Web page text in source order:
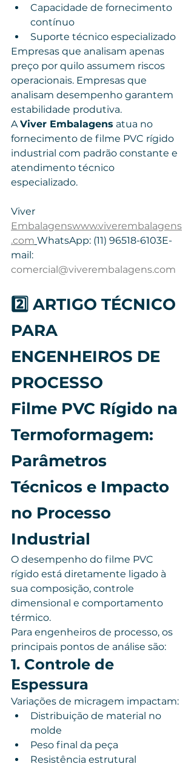
Capacidade de fornecimento
contínuo
Suporte técnico especializado
Empresas que analisam apenas
preço por quilo assumem riscos
operacionais. Empresas que
analisam desempenho garantem
estabilidade produtiva.
A Viver Embalagens atua no
fornecimento de filme PVC rígido
industrial com padrão constante e
atendimento técnico
especializado.
Viver
Embalagenswww.viverembalagens
.com WhatsApp: (11) 96518-6103E-
mail:
comercial@viverembalagens.com
2️⃣ ARTIGO TÉCNICO
PARA
ENGENHEIROS DE
PROCESSO
Filme PVC Rígido na
Termoformagem:
Parâmetros
Técnicos e Impacto
no Processo
Industrial
O desempenho do filme PVC
rígido está diretamente ligado à
sua composição, controle
dimensional e comportamento
térmico.
Para engenheiros de processo, os
principais pontos de análise são:
1. Controle de
Espessura
Variações de micragem impactam:
Distribuição de material no
molde
Peso final da peça
Resistência estrutural